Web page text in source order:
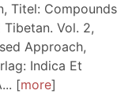
Titel: Compounds
Vol. 2,
Approach,
Indica Et
more